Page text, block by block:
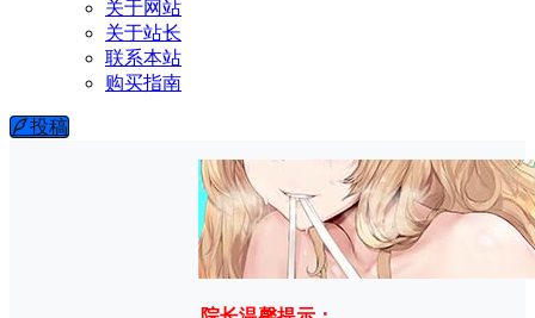
关于网站
关于站长
联系本站
购买指南
投稿